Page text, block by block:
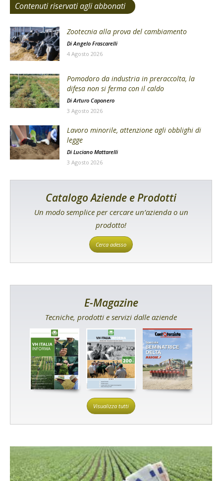
Contenuti riservati agli abbonati
Zootecnia alla prova del cambiamento
DiAngelo Frascarelli
4 Agosto 2026
Pomodoro da industria in preraccolta, la
difesa non si ferma con il caldo
Di Arturo Caponero
3 Agosto 2026
Lavoro minorile, attenzione agli obblighi di
legge
Di Luciano Mattarelli
3 Agosto 2026
Catalogo Aziende e Prodotti
Un modo semplice per cercare un’azienda o un
prodotto!
Cerca adesso
E-Magazine
Tecniche, prodotti e servizi dalle aziende
Visualizza tutti